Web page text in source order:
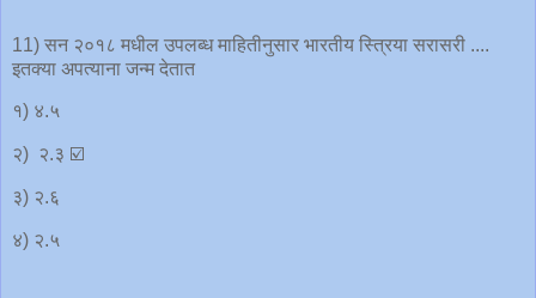
11) सन २०१८ मधील उपलब्ध माहितीनुसार भारतीय स्त्रिया सरासरी ....
इतक्या अपत्याना जन्म देतात
१) ४.५
२) २.३ ☑️
३) २.६
४) २.५